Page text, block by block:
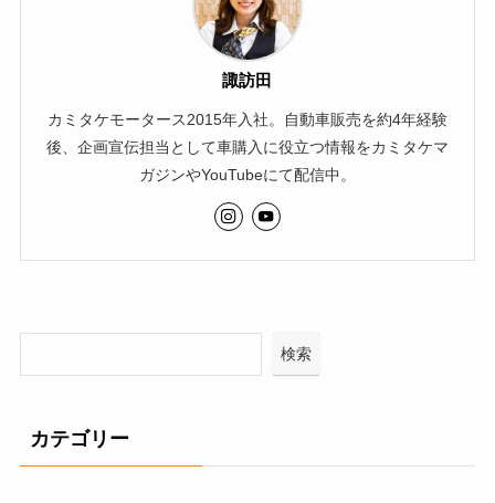
諏訪田
カミタケモータース2015年入社。自動車販売を約4年経験
後、企画宣伝担当として車購入に役立つ情報をカミタケマ
ガジンやYouTubeにて配信中。
検索
カテゴリー